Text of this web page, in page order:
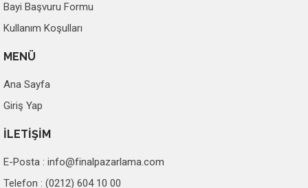
Bayi Başvuru Formu
Kullanım Koşulları
MENÜ
Ana Sayfa
Giriş Yap
İLETİŞİM
E-Posta : info@finalpazarlama.com
Telefon : (0212) 604 10 00